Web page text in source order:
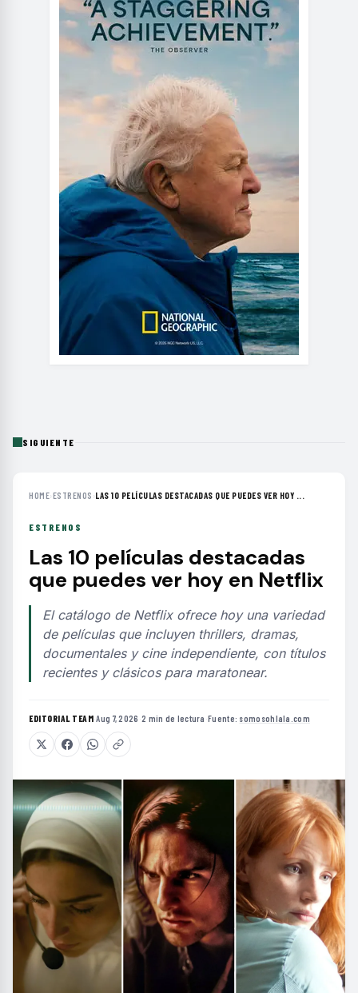
SIGUIENTE
HOME›ESTRENOS ›LAS 10 PELÍCULAS DESTACADAS QUE PUEDES VER HOY ...
ESTRENOS
Las 10 películas destacadas
que puedes ver hoy en Netflix
El catálogo de Netflix ofrece hoy una variedad
de películas que incluyen thrillers, dramas,
documentales y cine independiente, con títulos
recientes y clásicos para maratonear.
EDITORIAL TEAM·Aug 7, 2026 ·2 min de lectura ·Fuente: somosohlala.com